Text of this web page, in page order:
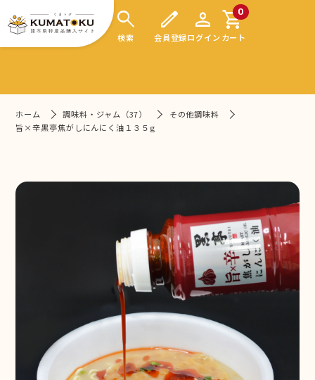
search
検索
edit
会員登録
person
ログイン
0
shopping_cart
カート
ホーム 調味料・ジャム（37）
その他調味料
旨×辛黒亭焦がしにんにく油１３５g